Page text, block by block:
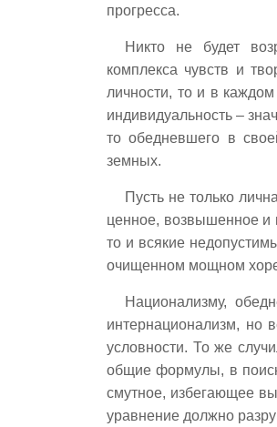
прогресса.
Никто не будет
комплекса чувств и
личности, то и в каждом
индивидуальность –
то обедневшего в
земных.
Пусть не только
ценное, возвышенное и
то и всякие
очищенном мощном хоре
Национализму,
интернационализм, но
условности. То же
общие формулы, в
смутное, избегающее
уравнение должно